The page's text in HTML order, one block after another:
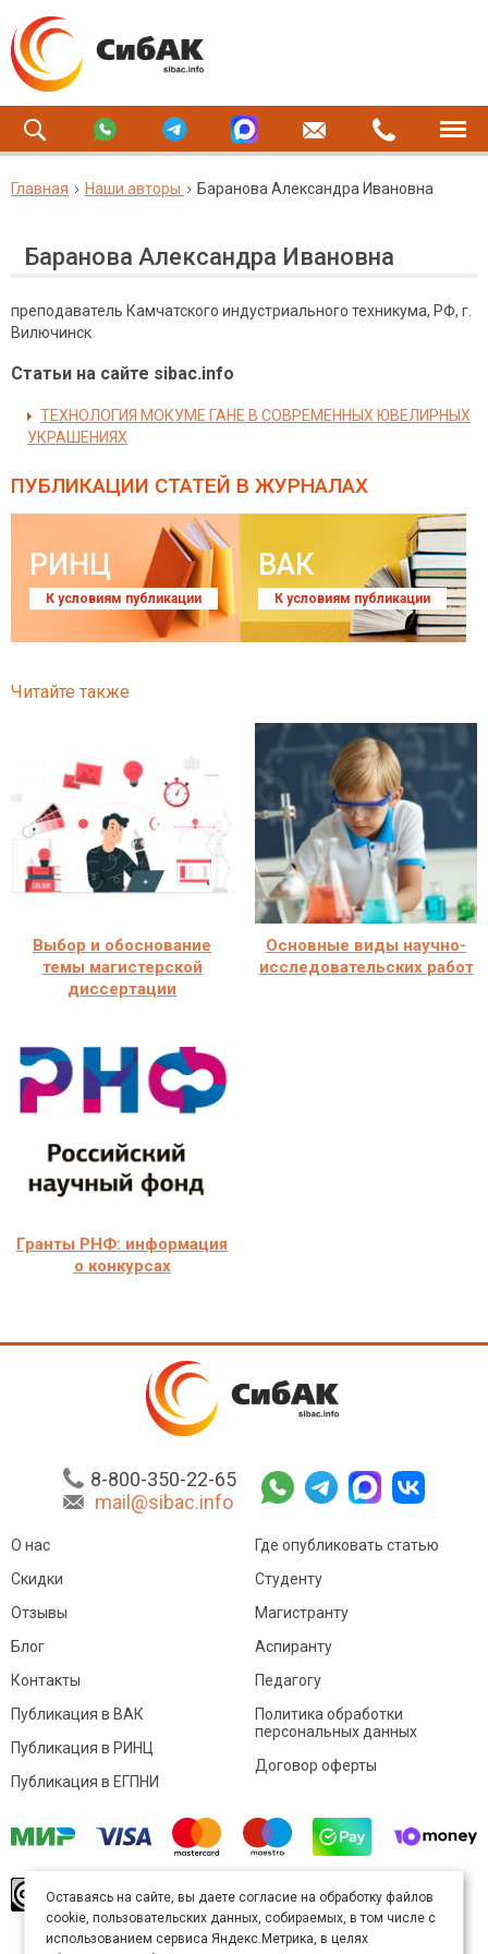
Главная Наши авторы Баранова Александра Ивановна
Баранова Александра Ивановна
преподаватель Камчатского индустриального техникума, РФ, г.
Вилючинск
Статьи на сайте sibac.info
ТЕХНОЛОГИЯ МОКУМЕ ГАНЕ В СОВРЕМЕННЫХ ЮВЕЛИРНЫХ
УКРАШЕНИЯХ
ПУБЛИКАЦИИ СТАТЕЙ В ЖУРНАЛАХ
РИНЦ
К условиям публикации
ВАК
К условиям публикации
Читайте также
Выбор и обоснование
темы магистерской
диссертации
Основные виды научно-
исследовательских работ
Гранты РНФ: информация
о конкурсах
8-800-350-22-65
mail@sibac.info
О нас
Скидки
Отзывы
Блог
Контакты
Где опубликовать статью
Студенту
Магистранту
Аспиранту
Педагогу
Публикация в ВАК
Публикация в РИНЦ
Публикация в ЕГПНИ
Политика обработки
персональных данных
Договор оферты
произведение доступно полицензии Creative
Commons «Attribution» («Атрибуция») 4.0
Непортированная.
Оставаясь на сайте, вы даете согласие на обработку файлов
cookie, пользовательских данных, собираемых, в том числе с
использованием сервиса Яндекс.Метрика, в целях